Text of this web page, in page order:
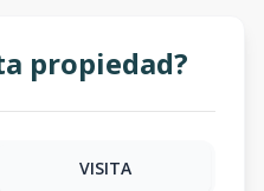
propiedad?
VISITA